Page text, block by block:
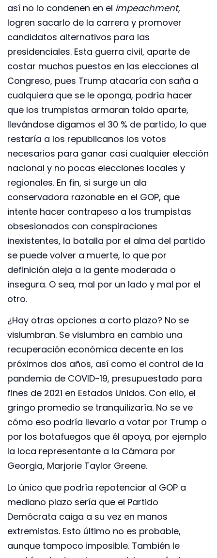
así no lo condenen en el impeachment,
logren sacarlo de la carrera y promover
candidatos alternativos para las
presidenciales. Esta guerra civil, aparte de
costar muchos puestos en las elecciones al
Congreso, pues Trump atacaría con saña a
cualquiera que se le oponga, podría hacer
que los trumpistas armaran toldo aparte,
llevándose digamos el 30 % de partido, lo que
restaría a los republicanos los votos
necesarios para ganar casi cualquier elección
nacional y no pocas elecciones locales y
regionales. En fin, si surge un ala
conservadora razonable en el GOP, que
intente hacer contrapeso a los trumpistas
obsesionados con conspiraciones
inexistentes, la batalla por el alma del partido
se puede volver a muerte, lo que por
definición aleja a la gente moderada o
insegura. O sea, mal por un lado y mal por el
otro.
¿Hay otras opciones a corto plazo? No se
vislumbran. Se vislumbra en cambio una
recuperación económica decente en los
próximos dos años, así como el control de la
pandemia de COVID-19, presupuestado para
fines de 2021 en Estados Unidos. Con ello, el
gringo promedio se tranquilizaría. No se ve
cómo eso podría llevarlo a votar por Trump o
por los botafuegos que él apoya, por ejemplo
la loca representante a la Cámara por
Georgia, Marjorie Taylor Greene.
Lo único que podría repotenciar al GOP a
mediano plazo sería que el Partido
Demócrata caiga a su vez en manos
extremistas. Esto último no es probable,
aunque tampoco imposible. También le